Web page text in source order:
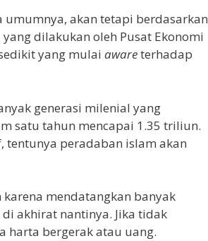
akan tetapi berdasarkan
dilakukan oleh Pusat Ekonomi
yang mulai awareterhadap
generasi milenial yang
satu tahun mencapai 1.35 triliun.
tentunya peradaban islam akan
mendatangkan banyak
akhirat nantinya. Jika tidak
harta bergerak atau uang.